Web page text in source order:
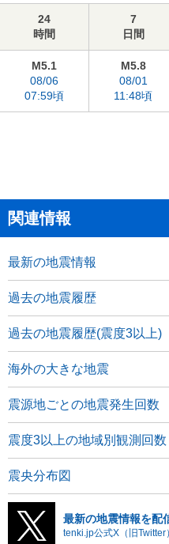
24
時間
7
日間
M5.1
08/06
07:59頃
M5.8
08/01
11:48頃
関連情報
最新の地震情報
過去の地震履歴
過去の地震履歴(震度3以上)
海外の大きな地震
震源地ごとの地震発生回数
震度3以上の地域別観測回数
震央分布図
最新の地震情報を配
tenki.jp公式X（旧Twitter